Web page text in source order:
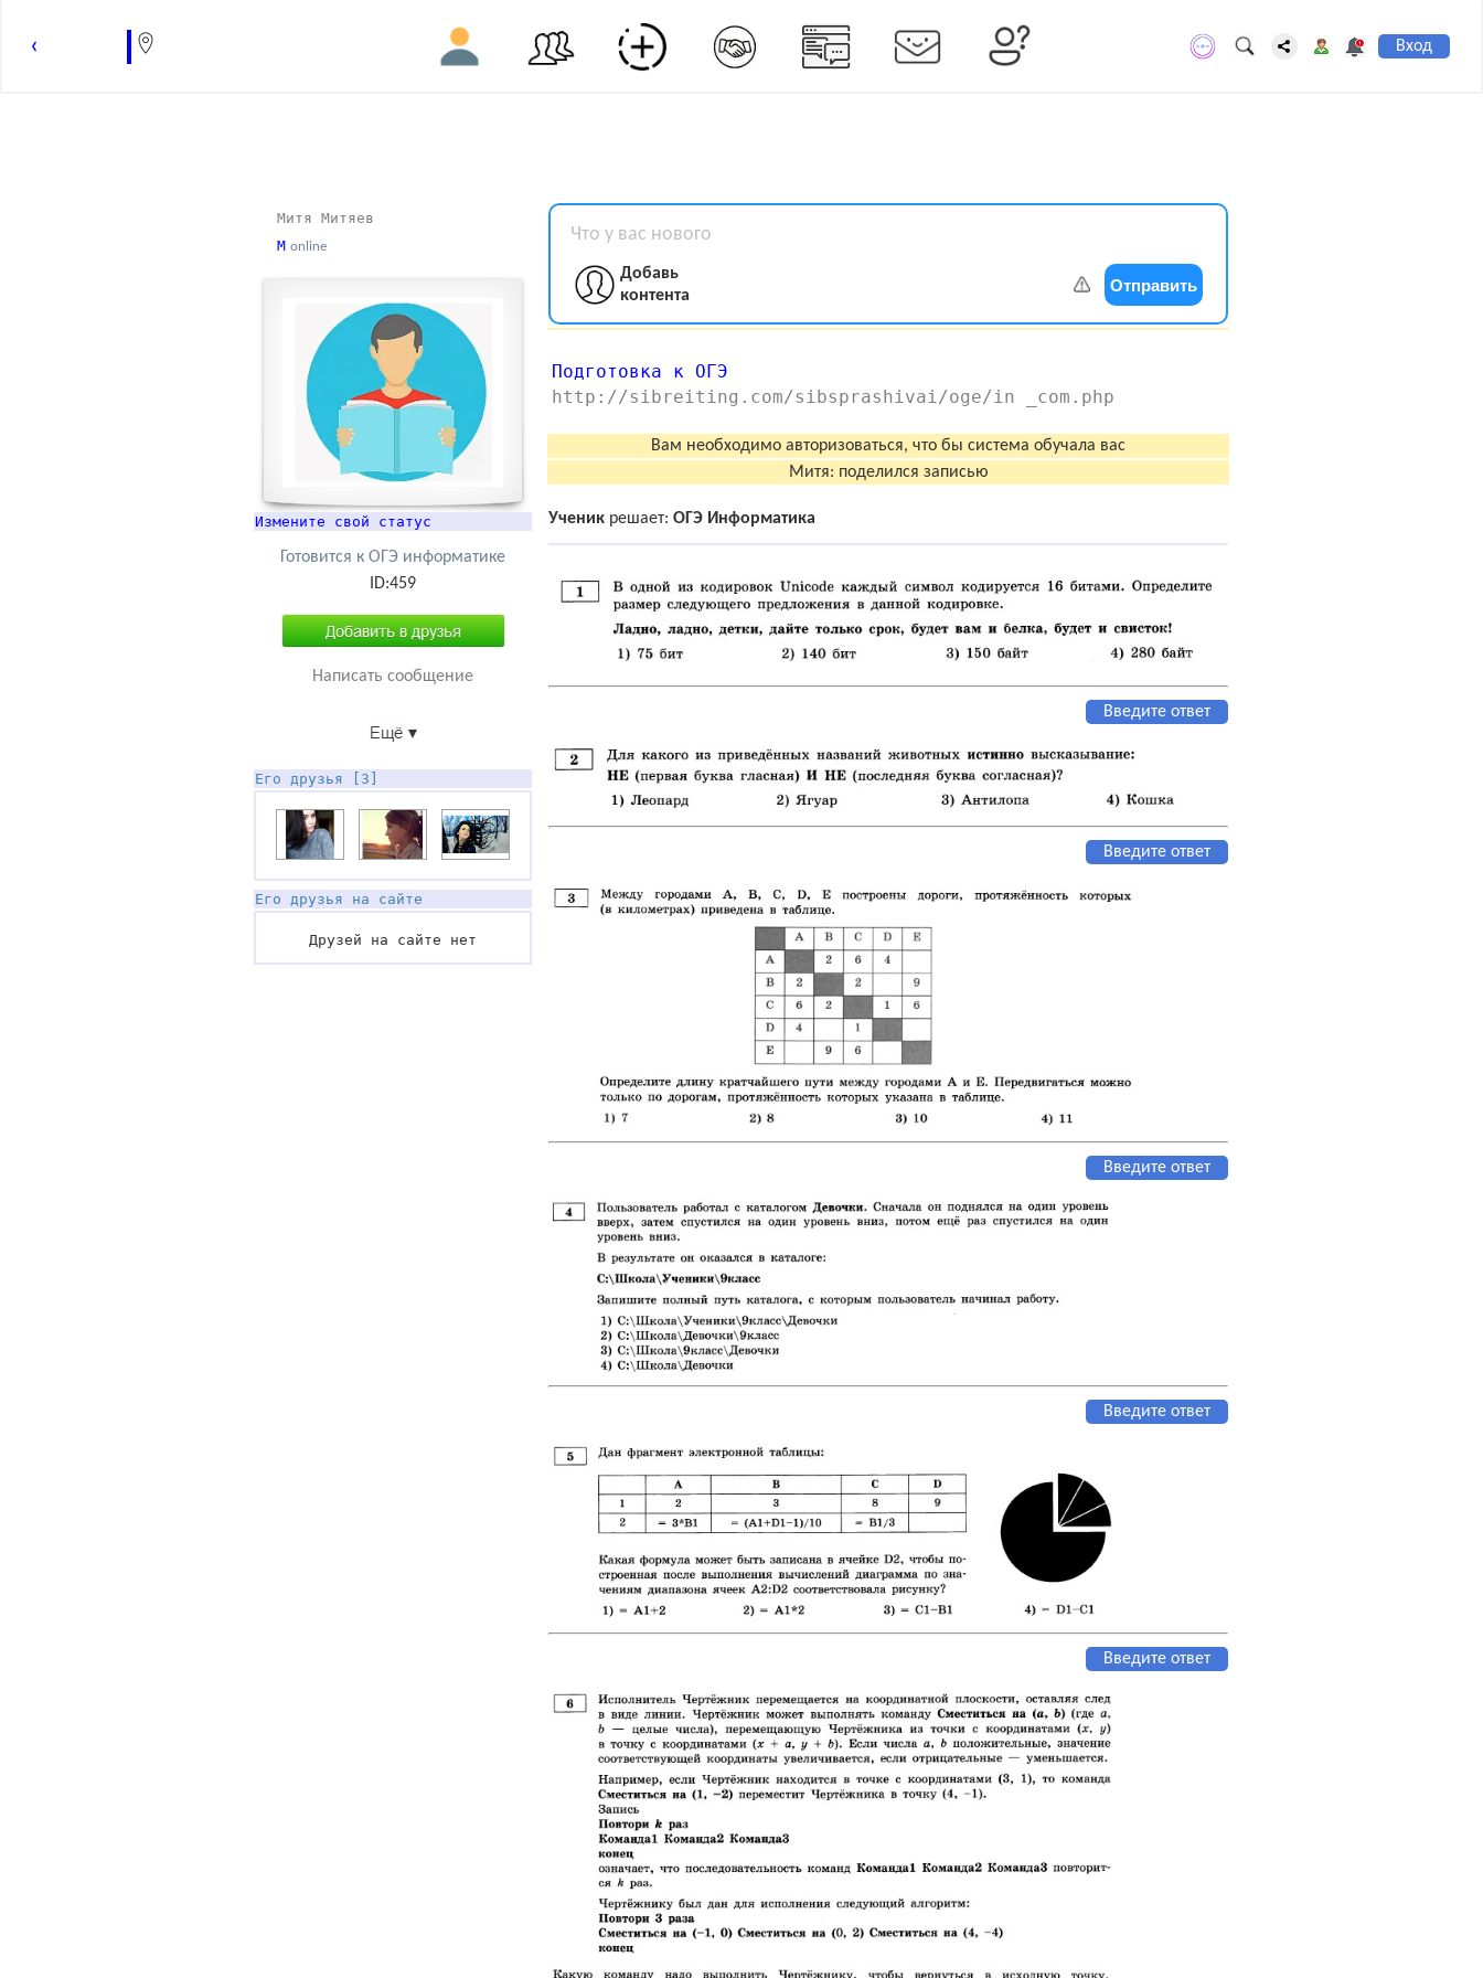
‹ Вход
Митя Митяев
М online
Измените свой статус
Готовится к ОГЭ информатике
ID:459
Написать сообщение
Его друзья [3]
Его друзья на сайте
Друзей на сайте нет
Что у вас нового
Добавь
контента
Отправить
Подготовка к ОГЭ
http://sibreiting.com/sibsprashivai/oge/in _com.php
Вам необходимо авторизоваться, что бы система обучала вас
Митя: поделился записью
Ученик решает: ОГЭ Информатика
Введите ответ
Введите ответ
Введите ответ
Введите ответ
Введите ответ